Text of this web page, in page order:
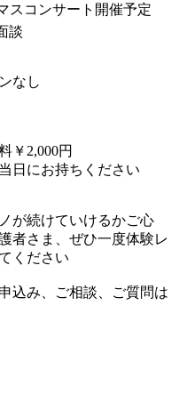
スコンサート開催予定
談
なし
￥2,000円
日にお持ちください
が続けていけるかご心
者さま、ぜひ一度体験レ
ください
込み、ご相談、ご質問は